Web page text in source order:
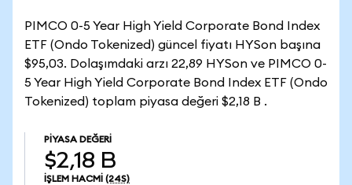
PIMCO 0-5 Year High Yield Corporate Bond Index
ETF (Ondo Tokenized) güncel fiyatı HYSon başına
$95,03. Dolaşımdaki arzı 22,89 HYSon ve PIMCO 0-
5 Year High Yield Corporate Bond Index ETF (Ondo
Tokenized) toplam piyasa değeri $2,18 B .
PIYASA DEĞERI
$2,18 B
İŞLEM HACMI (24S)